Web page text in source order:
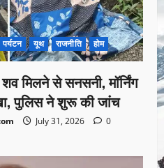
पर्यटन यूथ राजनीति होम
मिलने से सनसनी, मॉर्निंग
पुलिस ने शुरू की जांच
July 31, 2026
0